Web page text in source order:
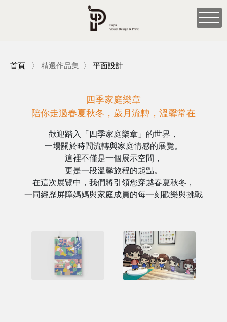
首頁 〉 精選作品集 〉 平面設計
四季家庭樂章
陪你走過春夏秋冬，歲月流轉，溫馨常在
歡迎踏入「四季家庭樂章」的世界，
一場關於時間流轉與家庭情感的展覽。
這裡不僅是一個展示空間，
更是一段溫馨旅程的起點。
在這次展覽中，我們將引領您穿越春夏秋冬，
一同經歷屏障媽媽與家庭成員的每一刻歡樂與挑戰